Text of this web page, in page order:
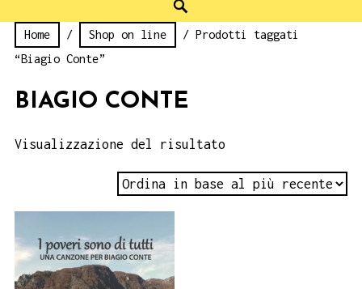
Home / Shop on line
/ Prodotti taggati
“Biagio Conte”
BIAGIO CONTE
Visualizzazione del risultato